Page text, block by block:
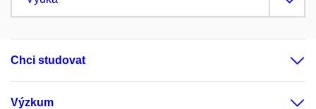
Chci studovat
Výzkum